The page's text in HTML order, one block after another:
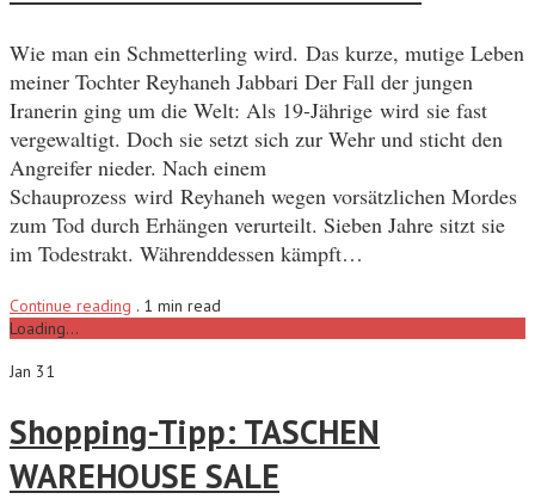
Wie man ein Schmetterling wird. Das kurze, mutige Leben
meiner Tochter Reyhaneh Jabbari Der Fall der jungen
Iranerin ging um die Welt: Als 19-Jährige wird sie fast
vergewaltigt. Doch sie setzt sich zur Wehr und sticht den
Angreifer nieder. Nach einem
Schauprozess wird Reyhaneh wegen vorsätzlichen Mordes
zum Tod durch Erhängen verurteilt. Sieben Jahre sitzt sie
im Todestrakt. Währenddessen kämpft…
Continue reading . 1 min read
Loading...
Jan 31
Shopping-Tipp: TASCHEN
WAREHOUSE SALE